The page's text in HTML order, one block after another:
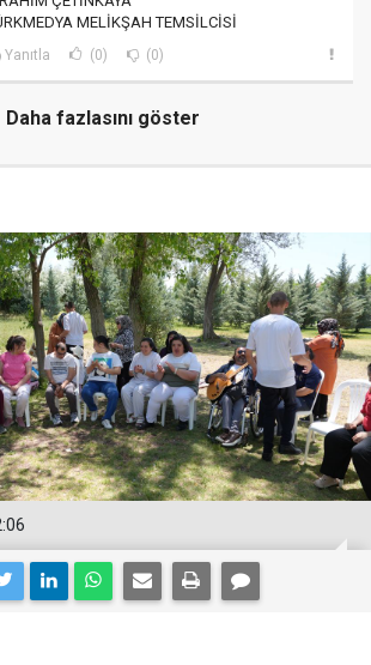
MELİKŞAH TEMSİLCİSİ
Yanıtla (0) (0)
Daha fazlasını göster